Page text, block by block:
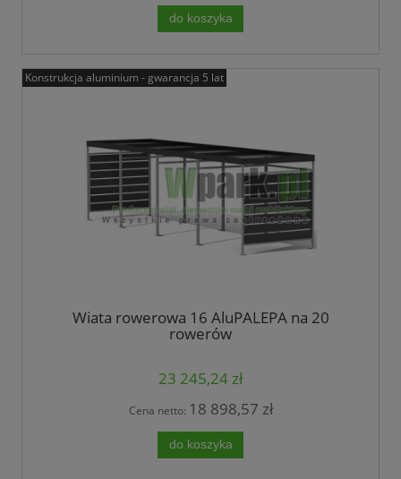
do koszyka
Wiata rowerowa 16 AluPALEPA na 20
rowerów
23 245,24 zł
Cena netto: 18 898,57 zł
do koszyka
Konstrukcja aluminium - gwarancja 5 lat